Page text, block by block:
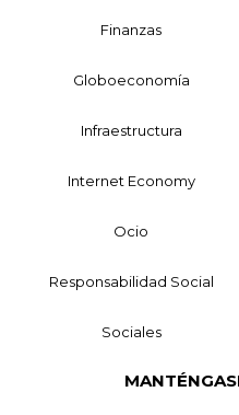
Finanzas
Globoeconomía
Infraestructura
Internet Economy
Ocio
Responsabilidad Social
Sociales